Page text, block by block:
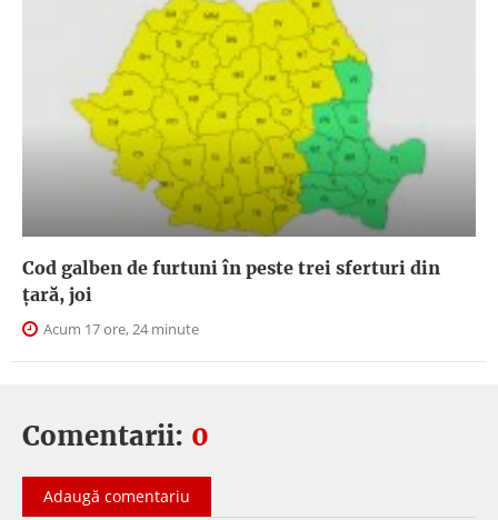
Cod galben de furtuni în peste trei sferturi din
țară, joi
Acum 17 ore, 24 minute
Comentarii: 0
Adaugă comentariu